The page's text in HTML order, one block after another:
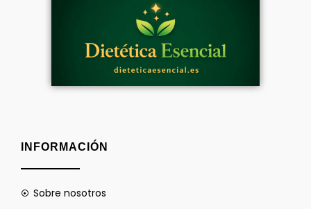
INFORMACIÓN
Sobre nosotros